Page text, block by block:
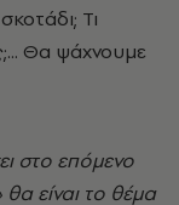
Τι
Θα ψάχνουμε
στο επόμενο
είναι το θέμα